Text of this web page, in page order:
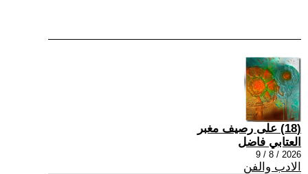
(18) على رصيف مغبر
العتابي فاضل
2026 / 8 / 9
الادب والفن